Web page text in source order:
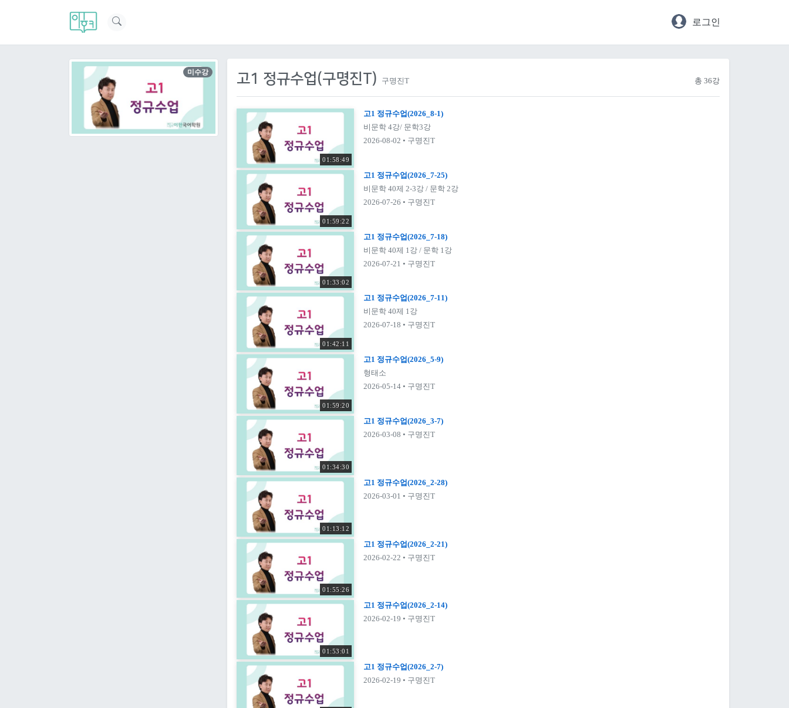
로그인
미수강 고1 정규수업(구명진T) 구명진T 총 36강
01:58:49
고1 정규수업(2026_8-1)
비문학 4강/ 문학3강
2026-08-02 • 구명진T
01:59:22
고1 정규수업(2026_7-25)
비문학 40제 2-3강 / 문학 2강
2026-07-26 • 구명진T
01:33:02
고1 정규수업(2026_7-18)
비문학 40제 1강 / 문학 1강
2026-07-21 • 구명진T
01:42:11
고1 정규수업(2026_7-11)
비문학 40제 1강
2026-07-18 • 구명진T
01:59:20
고1 정규수업(2026_5-9)
형태소
2026-05-14 • 구명진T
01:34:30
고1 정규수업(2026_3-7)
2026-03-08 • 구명진T
01:13:12
고1 정규수업(2026_2-28)
2026-03-01 • 구명진T
01:55:26
고1 정규수업(2026_2-21)
2026-02-22 • 구명진T
01:53:01
고1 정규수업(2026_2-14)
2026-02-19 • 구명진T
고1 정규수업(2026_2-7)
2026-02-19 • 구명진T